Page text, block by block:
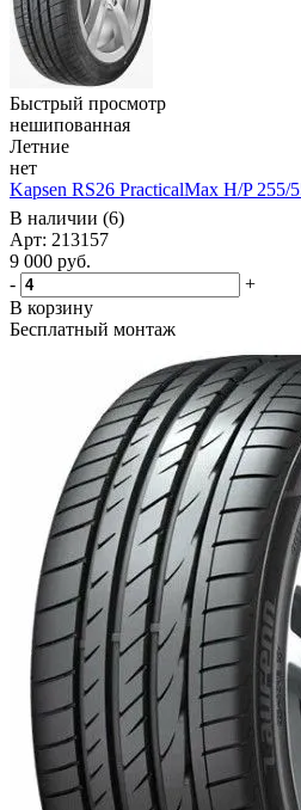
Быстрый просмотр
нешипованная
Летние
нет
Kapsen RS26 PracticalMax H/P 255/
В наличии (6)
Арт: 213157
9 000 руб.
-
+
В корзину
Бесплатный монтаж